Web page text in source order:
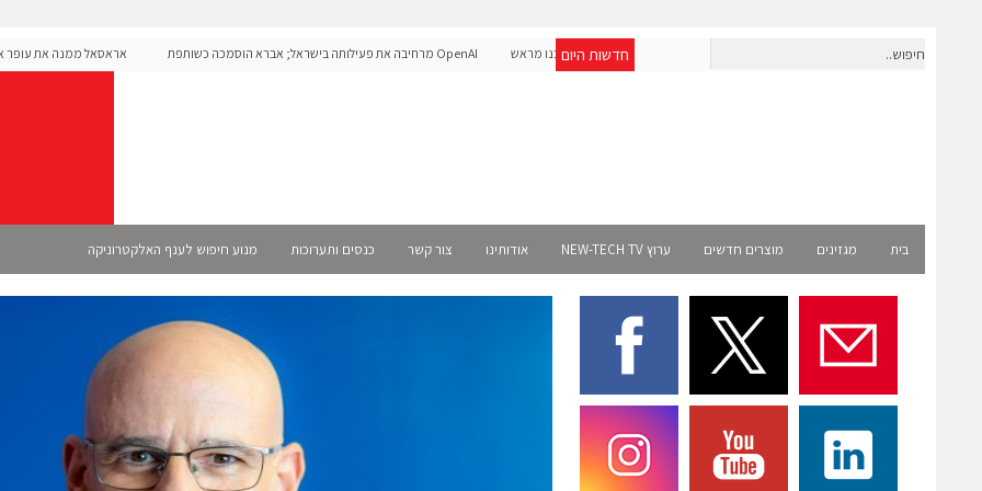
חדשות היום
חברת IAIG גייסה 6 מיליון דולר להקמת חברות תוכנה שנבנו מראש
OpenAI מרחיבה את פעילותה בישראל; אברא הוסמכה כשותפת
אראסאל ממנה את עופר
בית מגזינים מוצרים חדשים ערוץ NEW-TECH TV אודותינו צור קשר כנסים ותערוכות מנוע חיפוש לענף האלקטרוניקה